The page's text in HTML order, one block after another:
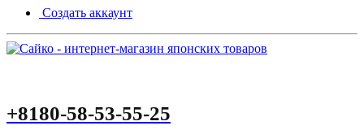
Создать аккаунт
+8180-58-53-55-25